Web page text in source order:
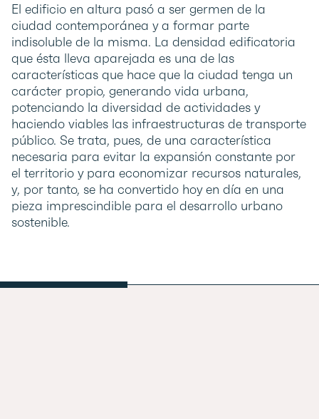
El edificio en altura pasó a ser germen de la
ciudad contemporánea y a formar parte
indisoluble de la misma. La densidad edificatoria
que ésta lleva aparejada es una de las
características que hace que la ciudad tenga un
carácter propio, generando vida urbana,
potenciando la diversidad de actividades y
haciendo viables las infraestructuras de transporte
público. Se trata, pues, de una característica
necesaria para evitar la expansión constante por
el territorio y para economizar recursos naturales,
y, por tanto, se ha convertido hoy en día en una
pieza imprescindible para el desarrollo urbano
sostenible.